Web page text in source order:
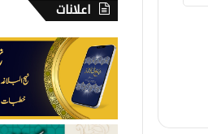
اعلانات